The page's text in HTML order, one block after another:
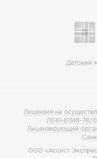
Детский
Лицензия на
Л041-01148-78/
Лицензирующий
ООО «Ассист